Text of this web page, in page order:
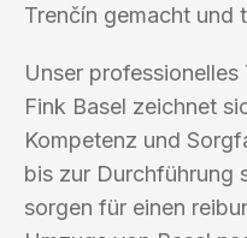
Trenčín gemacht und
Unser
Fink Basel zeichnet
Kompetenz und
bis zur Durchführung
sorgen für einen